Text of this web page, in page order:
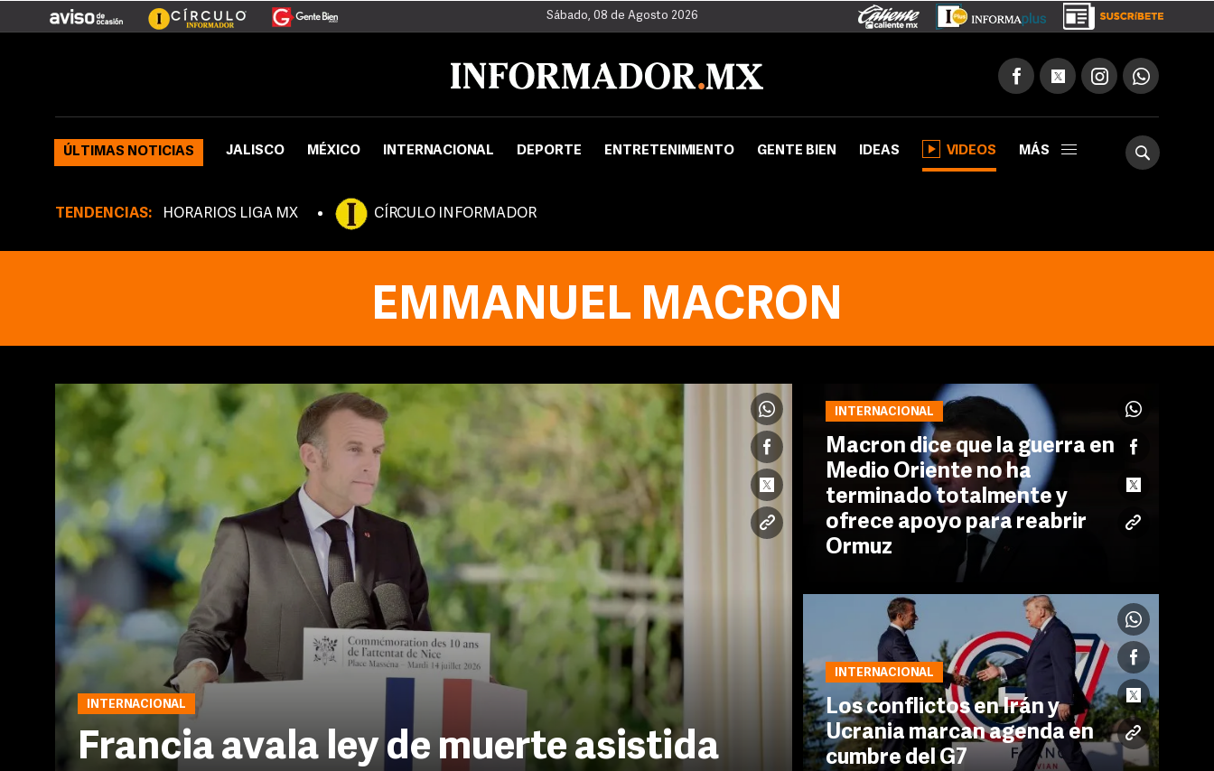
Sábado, 08 de Agosto 2026
ÚLTIMAS NOTICIAS JALISCO MÉXICO INTERNACIONAL DEPORTE ENTRETENIMIENTO GENTE BIEN IDEAS VIDEOS MÁS
TENDENCIAS: HORARIOS LIGA MX CÍRCULO INFORMADOR
EMMANUEL MACRON
INTERNACIONAL
Francia avala ley de muerte asistida
INTERNACIONAL
Macron dice que la guerra en
Medio Oriente no ha
terminado totalmente y
ofrece apoyo para reabrir
Ormuz
INTERNACIONAL
Los conflictos en Irán y
Ucrania marcan agenda en
cumbre del G7